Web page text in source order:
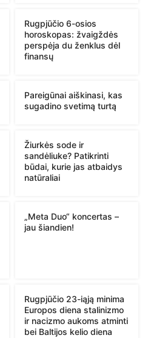
Rugpjūčio 6-osios
horoskopas: žvaigždės
perspėja du ženklus dėl
finansų
Pareigūnai aiškinasi, kas
sugadino svetimą turtą
Žiurkės sode ir
sandėliuke? Patikrinti
būdai, kurie jas atbaidys
natūraliai
„Meta Duo“ koncertas –
jau šiandien!
Rugpjūčio 23-iąją minima
Europos diena stalinizmo
ir nacizmo aukoms atminti
bei Baltijos kelio diena